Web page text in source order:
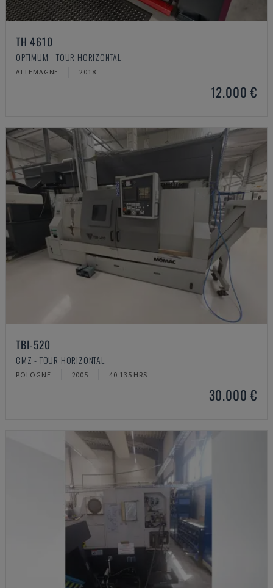
TH 4610
OPTIMUM - TOUR HORIZONTAL
ALLEMAGNE 2018
12.000 €
TBI-520
CMZ - TOUR HORIZONTAL
POLOGNE 2005 40.135 HRS
30.000 €